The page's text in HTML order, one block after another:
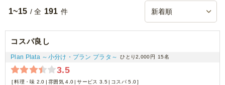
1~15 / 全 191 件
コスパ良し
Plan Plata ～小分け・プラン プラタ～ ひとり2,000円 15名
3.5
料理・味 2.0 雰囲気 4.0 サービス 3.5 コスパ 5.0